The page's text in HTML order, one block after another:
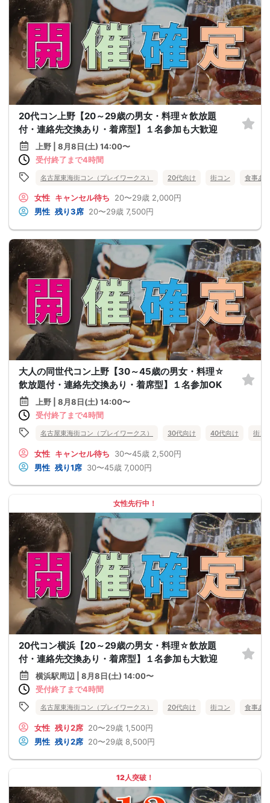
20代コン上野【20～29歳の男女・料理☆飲放題
付・連絡先交換あり・着席型】１名参加も大歓迎
上野 | 8月8日(土) 14:00〜
受付終了まで4時間
名古屋東海街コン（プレイワークス） 20代向け 街コン 食事あ
女性 キャンセル待ち 20〜29歳 2,000円
男性 残り3席 20〜29歳 7,500円
大人の同世代コン上野【30～45歳の男女・料理☆
飲放題付・連絡先交換あり・着席型】１名参加OK
上野 | 8月8日(土) 14:00〜
受付終了まで4時間
名古屋東海街コン（プレイワークス） 30代向け 40代向け 街コ
女性 キャンセル待ち 30〜45歳 2,500円
男性 残り1席 30〜45歳 7,000円
女性先行中！
20代コン横浜【20～29歳の男女・料理☆飲放題
付・連絡先交換あり・着席型】１名参加も大歓迎
横浜駅周辺 | 8月8日(土) 14:00〜
受付終了まで4時間
名古屋東海街コン（プレイワークス） 20代向け 街コン 食事あ
女性 残り2席 20〜29歳 1,500円
男性 残り2席 20〜29歳 8,500円
12人突破！